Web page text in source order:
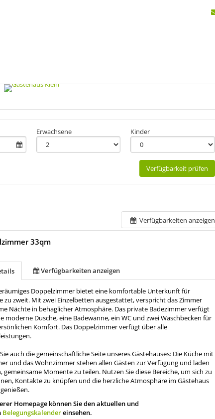
Erwachsene Kinder
Verfügbarkeit prüfen
Verfügbarkeiten anzeigen
33qm
Verfügbarkeiten anzeigen
Doppelzimmer bietet eine komfortable Unterkunft für
zu zweit. Mit zwei Einzelbetten ausgestattet, verspricht das Zimmer
Nächte in behaglicher Atmosphäre. Das private Badezimmer verfügt
moderne Dusche, eine Badewanne, ein WC und zwei Waschbecken für
Komfort. Das Doppelzimmer verfügt über alle
auch die gemeinschaftliche Seite unseres Gästehauses: Die Küche mit
und das Wohnzimmer stehen allen Gästen zur Verfügung und laden
gemeinsame Momente zu teilen. Nutzen Sie diese Bereiche, um sich zu
Kontakte zu knüpfen und die herzliche Atmosphäre im Gästehaus
Homepage können Sie den aktuellen und
Belegungskalendereinsehen.